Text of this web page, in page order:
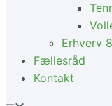
Erhverv
Fællesråd
Kontakt